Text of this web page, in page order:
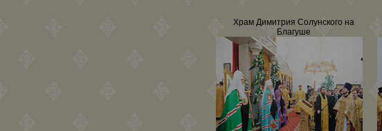
Храм Димитрия Солунского на
Благуше